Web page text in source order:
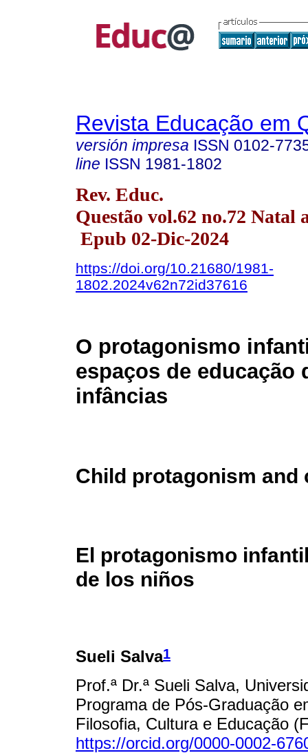
Revista Educação em
versión impresa ISSN 0102-
line ISSN 1981-1802
Rev. Educ.
Questão vol.62 no.72 Natal
Epub 02-Dic-2024
https://doi.org/10.21680/1981-
1802.2024v62n72id37616
O protagonismo
espaços de educação
infâncias
Child protagonism
El protagonismo
de los niños
Sueli Salva1
Prof.ª Dr.ª Sueli Salva,
Programa de Pós-Graduação
Filosofia, Cultura e Educação
https://orcid.org/0000-0002-